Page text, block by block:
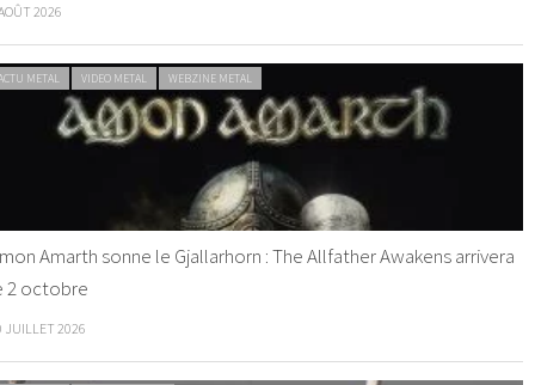
2026
METAL VIDEO METAL WEBZINE METAL
Amarth sonne le Gjallarhorn : The Allfather Awakens arrivera
2 octobre
JUILLET 2026